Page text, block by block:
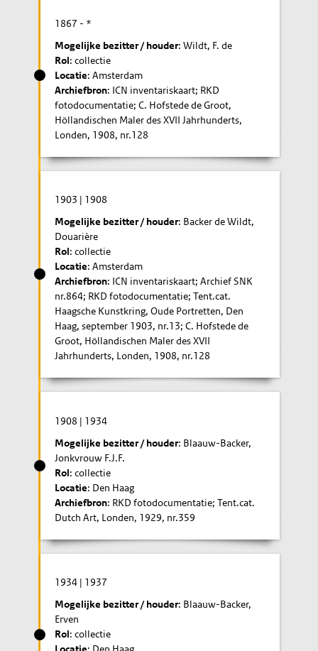
1867 - *
Mogelijke bezitter / houder: Wildt, F. de
Rol: collectie
Locatie: Amsterdam
Archiefbron: ICN inventariskaart; RKD
fotodocumentatie; C. Hofstede de Groot,
Höllandischen Maler des XVII Jahrhunderts,
Londen, 1908, nr.128
1903 | 1908
Mogelijke bezitter / houder: Backer de Wildt,
Douarière
Rol: collectie
Locatie: Amsterdam
Archiefbron: ICN inventariskaart; Archief SNK
nr.864; RKD fotodocumentatie; Tent.cat.
Haagsche Kunstkring, Oude Portretten, Den
Haag, september 1903, nr.13; C. Hofstede de
Groot, Höllandischen Maler des XVII
Jahrhunderts, Londen, 1908, nr.128
1908 | 1934
Mogelijke bezitter / houder: Blaauw-Backer,
Jonkvrouw F.J.F.
Rol: collectie
Locatie: Den Haag
Archiefbron: RKD fotodocumentatie; Tent.cat.
Dutch Art, Londen, 1929, nr.359
1934 | 1937
Mogelijke bezitter / houder: Blaauw-Backer,
Erven
Rol: collectie